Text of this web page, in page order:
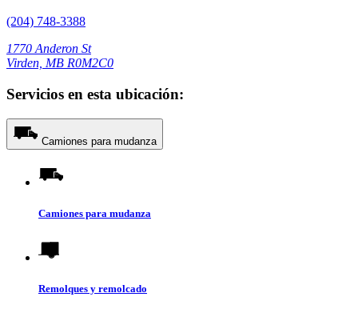
(204) 748-3388
1770 Anderon St
Virden, MB R0M2C0
Servicios en esta ubicación:
Camiones para mudanza
Camiones para mudanza
Remolques y remolcado